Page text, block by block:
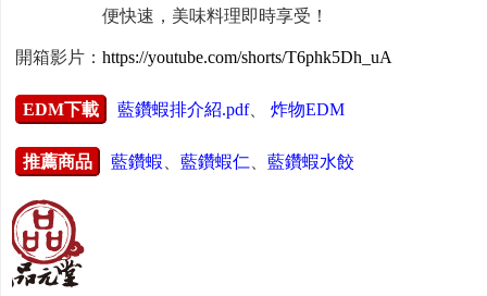
便快速，美味料理即時享受！
開箱影片： https://youtube.com/shorts/T6phk5Dh_uA
EDM下載 藍鑽蝦排介紹.pdf、 炸物EDM
推薦商品 藍鑽蝦 藍鑽蝦仁 藍鑽蝦水餃